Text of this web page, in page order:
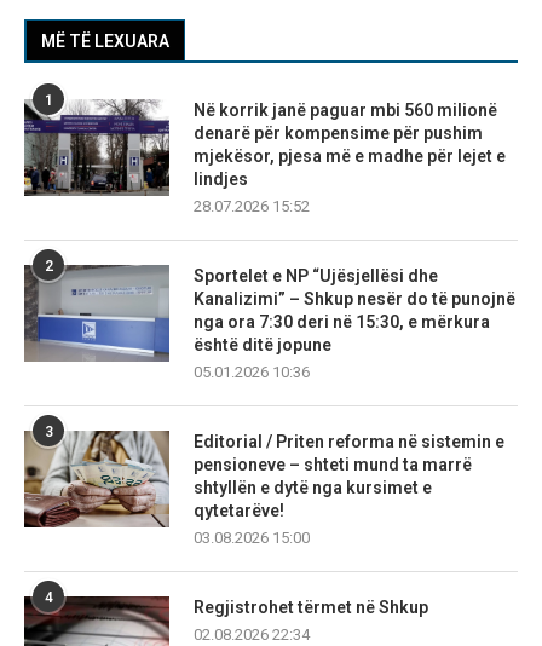
MË TË LEXUARA
1
Në korrik janë paguar mbi 560 milionë
denarë për kompensime për pushim
mjekësor, pjesa më e madhe për lejet e
lindjes
28.07.2026 15:52
2
Sportelet e NP “Ujësjellësi dhe
Kanalizimi” – Shkup nesër do të punojnë
nga ora 7:30 deri në 15:30, e mërkura
është ditë jopune
05.01.2026 10:36
3
Editorial / Priten reforma në sistemin e
pensioneve – shteti mund ta marrë
shtyllën e dytë nga kursimet e
qytetarëve!
03.08.2026 15:00
4
Regjistrohet tërmet në Shkup
02.08.2026 22:34